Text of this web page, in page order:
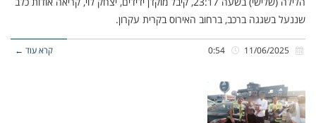
שננעל בשגגה ברכב, ברחוב האירוס בקרית עקרון.
קרא עוד ←